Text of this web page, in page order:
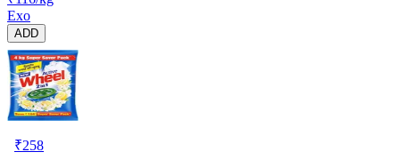
Exo
ADD
₹258